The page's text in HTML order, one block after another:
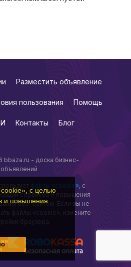
с целью
и повышения
bbaza.ru - доска бизнес-
объявлений
файлы «cookie», с
сервисов и повышения
веб-сайтом. Если вы не
файлы «cookie», измените
браузера.
Разместить объявление
пользования Помощь
Контакты Блог